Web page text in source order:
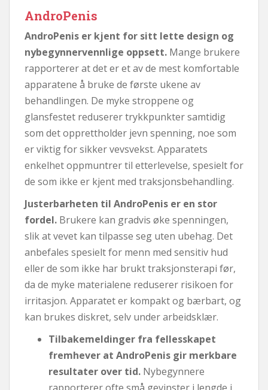
AndroPenis
AndroPenis er kjent for sitt lette design og
nybegynnervennlige oppsett. Mange brukere
rapporterer at det er et av de mest komfortable
apparatene å bruke de første ukene av
behandlingen. De myke stroppene og
glansfestet reduserer trykkpunkter samtidig
som det opprettholder jevn spenning, noe som
er viktig for sikker vevsvekst. Apparatets
enkelhet oppmuntrer til etterlevelse, spesielt for
de som ikke er kjent med traksjonsbehandling.
Justerbarheten til AndroPenis er en stor
fordel. Brukere kan gradvis øke spenningen,
slik at vevet kan tilpasse seg uten ubehag. Det
anbefales spesielt for menn med sensitiv hud
eller de som ikke har brukt traksjonsterapi før,
da de myke materialene reduserer risikoen for
irritasjon. Apparatet er kompakt og bærbart, og
kan brukes diskret, selv under arbeidsklær.
Tilbakemeldinger fra fellesskapet
fremhever at AndroPenis gir merkbare
resultater over tid. Nybegynnere
rapporterer ofte små gevinster i lengde i